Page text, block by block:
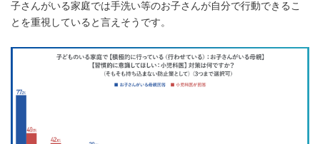
子さんがいる家庭では手洗い等のお子さんが自分で行動できるこ
とを重視していると言えそうです。